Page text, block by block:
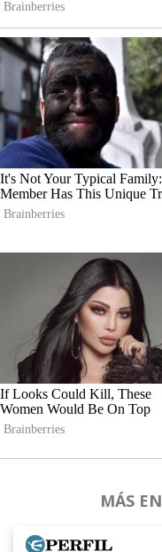
MÁS EN